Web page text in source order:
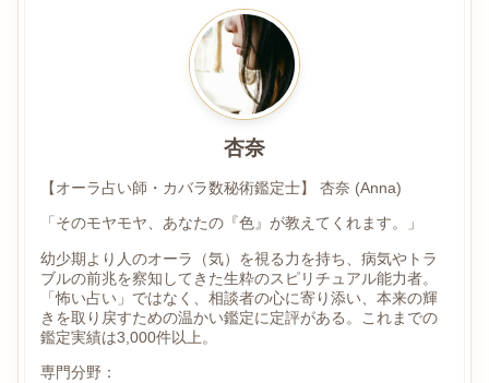
杏奈
【オーラ占い師・カバラ数秘術鑑定士】 杏奈 (Anna)
「そのモヤモヤ、あなたの『色』が教えてくれます。」
幼少期より人のオーラ（気）を視る力を持ち、病気やトラ
ブルの前兆を察知してきた生粋のスピリチュアル能力者。
「怖い占い」ではなく、相談者の心に寄り添い、本来の輝
きを取り戻すための温かい鑑定に定評がある。これまでの
鑑定実績は3,000件以上。
専門分野：